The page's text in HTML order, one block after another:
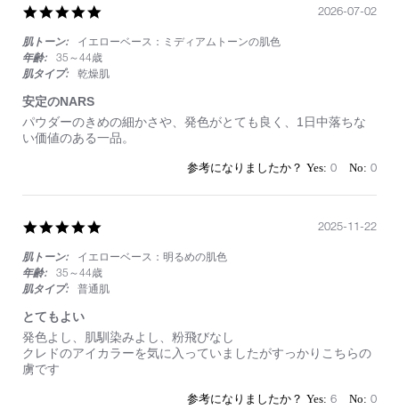
rating
肌トーン:
イエローベース：ミディアムトーンの肌色
年齢:
35～44歳
肌タイプ:
乾燥肌
安定のNARS
Review
by
2026
review
stating
NARS
パウダーのきめの細かさや、発色がとても良く、1日中落ちな
い価値のある一品。
2026-07-02
0 0
rating
肌トーン:
イエローベース：明るめの肌色
年齢:
35～44歳
肌タイプ:
普通肌
とてもよい
Review
by
on
review
stating
と
発色よし、肌馴染みよし、粉飛びなし
クレドのアイカラーを気に入っていましたがすっかりこちらの
虜です
2025-11-22
6 0